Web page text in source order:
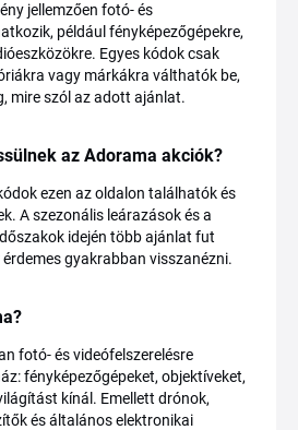
jellemzően fotó- és
például fényképezőgépekre,
Egyes kódok csak
vagy márkákra válthatók be,
mire szól az adott ajánlat.
az Adorama akciók?
ezen az oldalon találhatók és
A szezonális leárazások és a
idején több ajánlat fut
gyakrabban visszanézni.
fotó- és videófelszerelésre
fényképezőgépeket, objektíveket,
kínál. Emellett drónok,
és általános elektronikai